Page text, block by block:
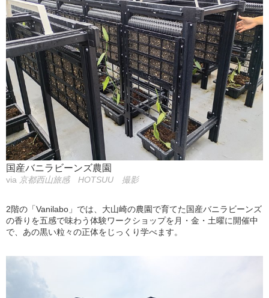
国産バニラビーンズ農園
via 京都西山旅感 HOTSUU 撮影
2階の「Vanilabo」では、大山崎の農園で育てた国産バニラビーンズ
の香りを五感で味わう体験ワークショップを月・金・土曜に開催中
で、あの黒い粒々の正体をじっくり学べます。